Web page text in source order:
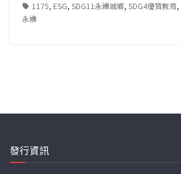
1175, ESG, SDG11永續城鄉, SDG4優質教育,
永續
發行資訊